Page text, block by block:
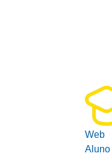
Web
Aluno